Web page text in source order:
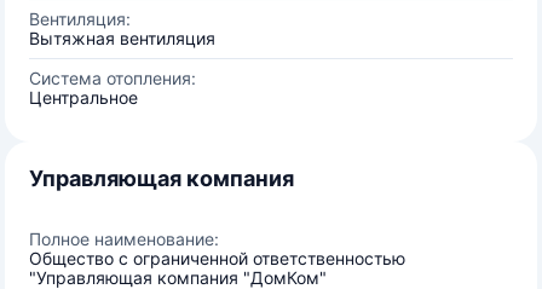
Вентиляция:
Вытяжная вентиляция
Система отопления:
Центральное
Управляющая компания
Полное наименование:
Общество с ограниченной ответственностью
"Управляющая компания "ДомКом"